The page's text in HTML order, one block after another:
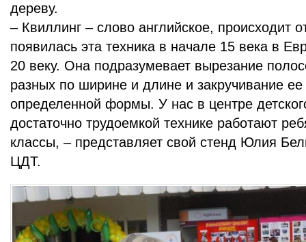
дереву.
– Квиллинг – слово английское, происходит
появилась эта техника в начале 15 века в
20 веку. Она подразумевает вырезание
разных по ширине и длине и закручивание
определенной формы. У нас в центре
достаточно трудоемкой технике работают
классы, – представляет свой стенд Юлия
ЦДТ.